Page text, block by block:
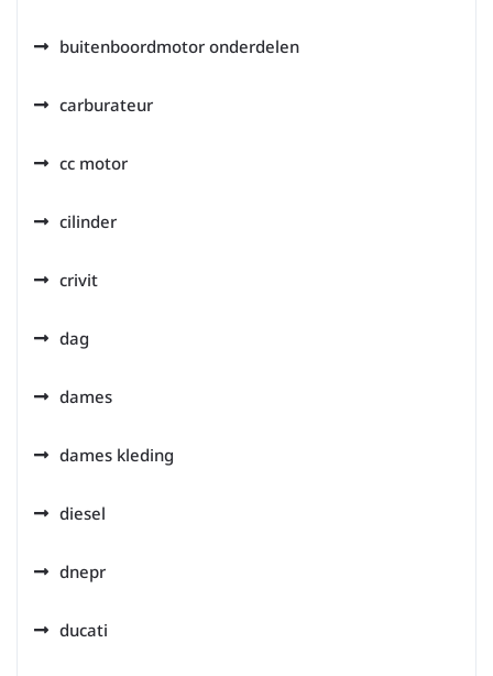
buitenboordmotor onderdelen
carburateur
cc motor
cilinder
crivit
dag
dames
dames kleding
diesel
dnepr
ducati